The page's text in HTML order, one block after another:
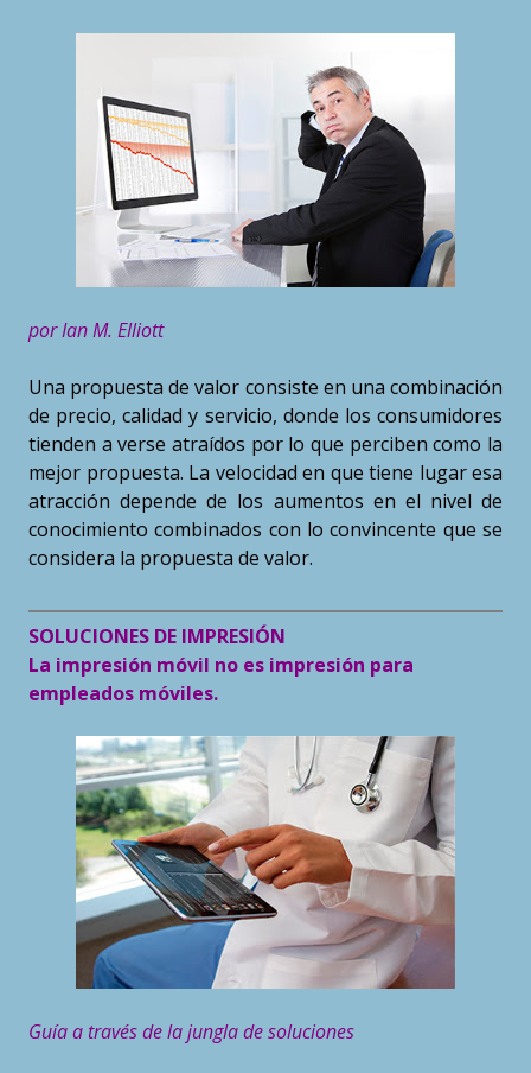
por Ian M. Elliott
Una propuesta de valor consiste en una combinación
de precio, calidad y servicio, donde los consumidores
tienden a verse atraídos por lo que perciben como la
mejor propuesta. La velocidad en que tiene lugar esa
atracción depende de los aumentos en el nivel de
conocimiento combinados con lo convincente que se
considera la propuesta de valor.
SOLUCIONES DE IMPRESIÓN
La impresión móvil no es impresión para
empleados móviles.
Guía a través de la jungla de soluciones